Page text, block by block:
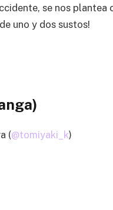
se nos plantea
uno y dos sustos!
(@tomiyaki_k)